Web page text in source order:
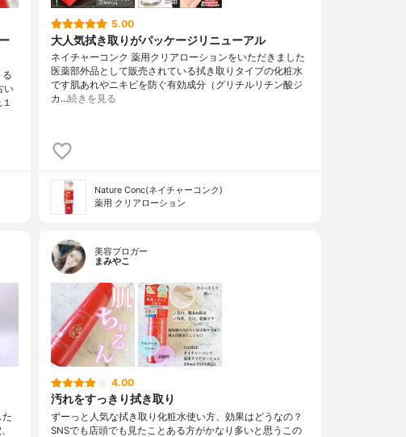
い
5.00
大人気拭き取りがパッケージリニューアル
ネイチャーコンク 薬用クリアローションをいただきました
医薬部外品として販売されている拭き取りタイプの化粧水
です肌あれやニキビを防ぐ有効成分（グリチルリチン酸ジ
カ…続きを見る
Nature Conc(ネイチャーコンク)
薬用 クリアローション
美容ブロガー
まみやこ
4.00
汚れをすっきり拭き取り
ずーっと人気な拭き取り化粧水使い方、効果はどうなの？
⁡⁡⁡SNSでも店頭でも見たことある方がかなり多いと思うこの